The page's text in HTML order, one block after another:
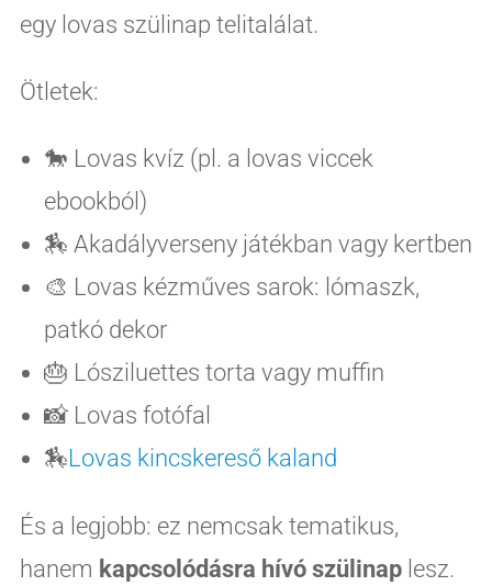
egy lovas szülinap telitalálat.
Ötletek:
🐎 Lovas kvíz (pl. a lovas viccek
ebookból)
🏇 Akadályverseny játékban vagy kertben
🎨 Lovas kézműves sarok: lómaszk,
patkó dekor
🎂 Lósziluettes torta vagy muffin
📸 Lovas fotófal
🏇Lovas kincskereső kaland
És a legjobb: ez nemcsak tematikus,
hanem kapcsolódásra hívó szülinaplesz.